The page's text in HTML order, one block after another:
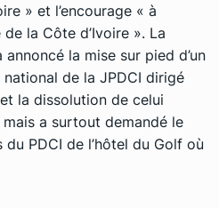
» et l’encourage « à
la Côte d’Ivoire ». La
la mise sur pied d’un
de la JPDCI dirigé
la dissolution de celui
a surtout demandé le
PDCI de l’hôtel du Golf où